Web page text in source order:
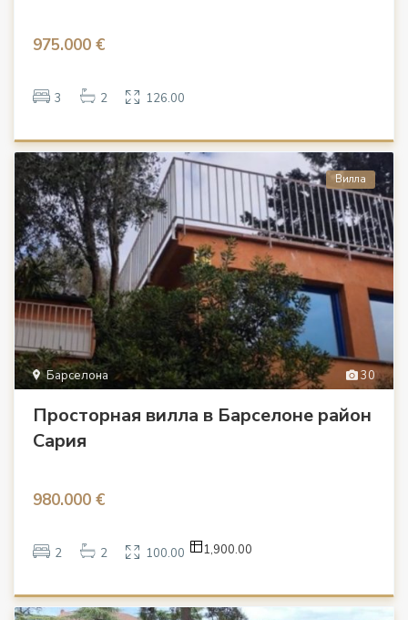
975.000 €
3 2 126.00
30
Барселона
Вилла
Просторная вилла в Барселоне район
Сария
980.000 €
2 2 100.00 1,900.00